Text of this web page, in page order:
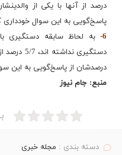
پاسخ‌گویی به این سوال خودداری
6-
درصدشان از پاسخ‌گویی به این
منبع: جام نیوز
دسته بندی : مجله خبری